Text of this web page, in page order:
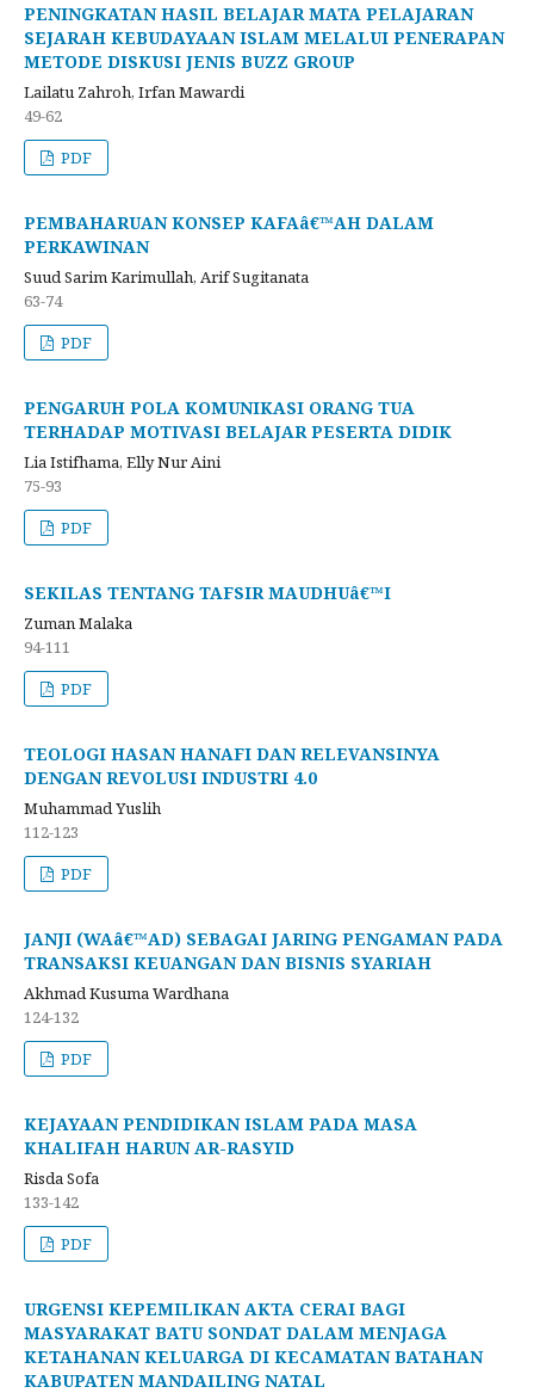
PENINGKATAN HASIL BELAJAR MATA PELAJARAN
SEJARAH KEBUDAYAAN ISLAM MELALUI PENERAPAN
METODE DISKUSI JENIS BUZZ GROUP
Lailatu Zahroh, Irfan Mawardi
49-62
PDF
PEMBAHARUAN KONSEP KAFAâ€™AH DALAM
PERKAWINAN
Suud Sarim Karimullah, Arif Sugitanata
63-74
PDF
PENGARUH POLA KOMUNIKASI ORANG TUA
TERHADAP MOTIVASI BELAJAR PESERTA DIDIK
Lia Istifhama, Elly Nur Aini
75-93
PDF
SEKILAS TENTANG TAFSIR MAUDHUâ€™I
Zuman Malaka
94-111
PDF
TEOLOGI HASAN HANAFI DAN RELEVANSINYA
DENGAN REVOLUSI INDUSTRI 4.0
Muhammad Yuslih
112-123
PDF
JANJI (WAâ€™AD) SEBAGAI JARING PENGAMAN PADA
TRANSAKSI KEUANGAN DAN BISNIS SYARIAH
Akhmad Kusuma Wardhana
124-132
PDF
KEJAYAAN PENDIDIKAN ISLAM PADA MASA
KHALIFAH HARUN AR-RASYID
Risda Sofa
133-142
PDF
URGENSI KEPEMILIKAN AKTA CERAI BAGI
MASYARAKAT BATU SONDAT DALAM MENJAGA
KETAHANAN KELUARGA DI KECAMATAN BATAHAN
KABUPATEN MANDAILING NATAL